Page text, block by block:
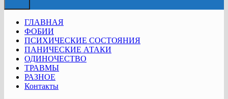
ГЛАВНАЯ
ФОБИИ
ПСИХИЧЕСКИЕ СОСТОЯНИЯ
ПАНИЧЕСКИЕ АТАКИ
ОДИНОЧЕСТВО
ТРАВМЫ
РАЗНОЕ
Контакты